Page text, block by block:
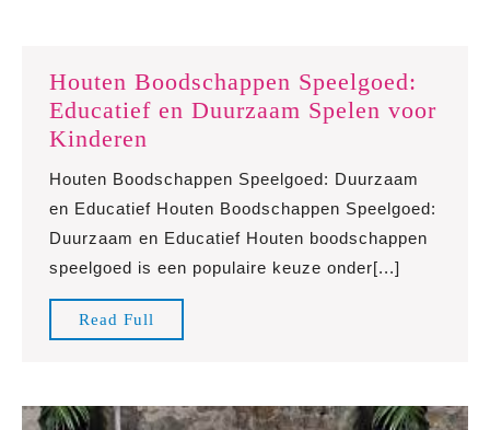
Houten Boodschappen Speelgoed:
Educatief en Duurzaam Spelen voor
Kinderen
Speelgoed:
Educatief
en
Duurzaam
Spelen
voor
Houten Boodschappen Speelgoed: Duurzaam
en Educatief Houten Boodschappen Speelgoed:
Duurzaam en Educatief Houten boodschappen
speelgoed is een populaire keuze onder[...]
Read Full
Full